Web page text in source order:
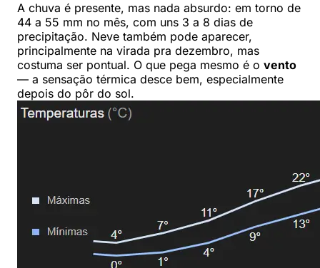
A chuva é presente, mas nada absurdo: em torno de
44 a 55 mm no mês, com uns 3 a 8 dias de
precipitação. Neve também pode aparecer,
principalmente na virada pra dezembro, mas
costuma ser pontual. O que pega mesmo é o vento
— a sensação térmica desce bem, especialmente
depois do pôr do sol.